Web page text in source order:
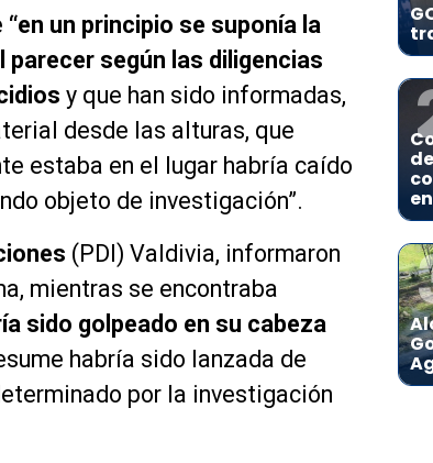
“en un principio se suponía la
según las diligencias
y que han sido informadas,
desde las alturas, que
estaba en el lugar habría caído
objeto de investigación”.
(PDI) Valdivia, informaron
mientras se encontraba
sido golpeado en su cabeza
habría sido lanzada de
por la investigación